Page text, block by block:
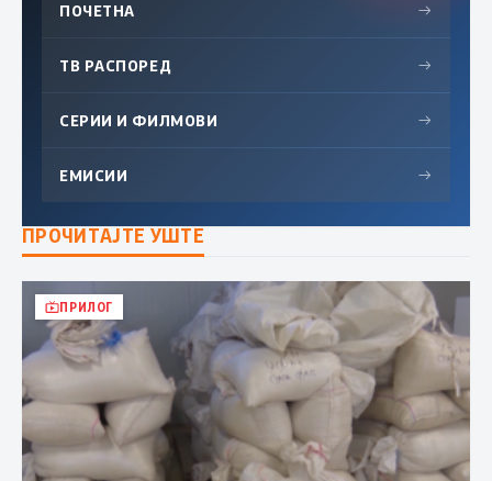
ПОЧЕТНА →
ТВ РАСПОРЕД →
СЕРИИ И ФИЛМОВИ →
ЕМИСИИ →
ПРОЧИТАЈТЕ УШТЕ
ПРИЛОГ